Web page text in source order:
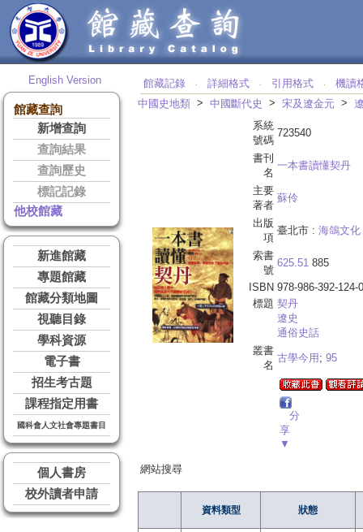
English Version
館藏查詢
新增查詢
查詢結果
查詢歷史
標記記錄
他校館藏
新進館藏
專題館藏
館藏分類地圖
視聽目錄
學科資源
電子書
招生考古題
課程指定用書
國科會人文社會專題書目
個人書房
校外讀者申請
館藏記錄 ‧ 詳細格式 ‧ 引用格式 ‧
機讀
中國史地類 > 中國斷代史 > 宋及遼金元 >
系統
號碼
723540
書刊
名
一本書讀懂契丹
主要
著者
蘇伶
出版
項
臺北市 : 海鴿文化
索書
號
625.51 885
ISBN 978-986-392-124-0
標題 契丹
遼史
通俗史話
叢書
名
古學今用 ; 95
分
享
▼
網站搜尋
資料類型 狀態